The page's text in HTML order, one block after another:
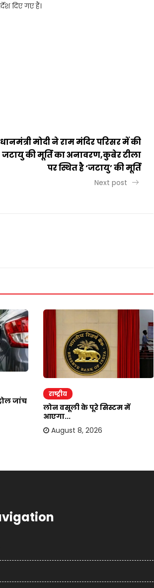
दिए गए हैं।
मोदी ने राम मंदिर परिसर में की
जटायु की मूर्ति का अनावरण,कुबेर टीला
पर स्थित है ‘जटायु’ की मूर्ति
Next post
जांच
राष्ट्रीय
लोन वसूली के पूरे सिस्टम में
आएगा...
August 8, 2026